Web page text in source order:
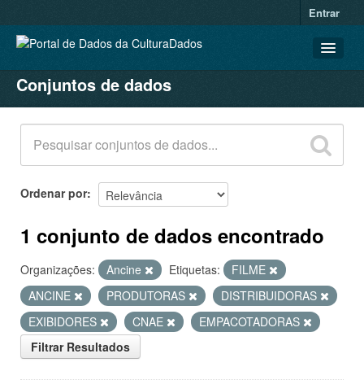
Entrar
CONJUNTOS DE DADOS
ORGANIZAÇÕES
GRUPOS
SOBRE
Conjuntos de dados
Ordenar por
1 conjunto de dados encontrado
Organizações: Ancine Etiquetas:
FILME
ANCINE
PRODUTORAS
DISTRIBUIDORAS
EXIBIDORES
CNAE
EMPACOTADORAS
Filtrar Resultados